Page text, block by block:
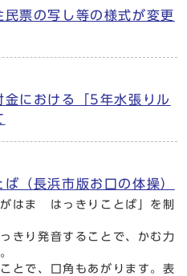
票の写し等の様式が変更
における「5年水張りル
（長浜市版お口の体操）
はま はっきりことば」を制
きり発音することで、かむ力
とで、口角もあがります。表